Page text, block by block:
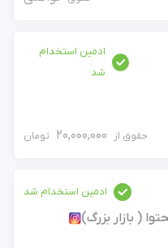
ادمین استخدام
شد
حقوق از 20,000,000 تومان
ادمین استخدام شد
( بازار بزرگ)